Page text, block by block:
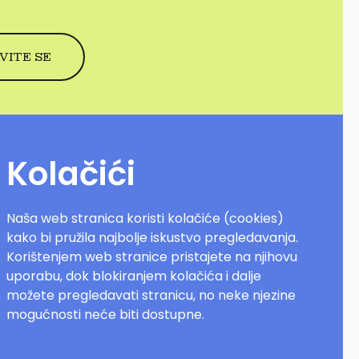
Kolačići
Naša web stranica koristi kolačiće (cookies)
kako bi pružila najbolje iskustvo pregledavanja.
Korištenjem web stranice pristajete na njihovu
uporabu, dok blokiranjem kolačića i dalje
možete pregledavati stranicu, no neke njezine
mogućnosti neće biti dostupne.